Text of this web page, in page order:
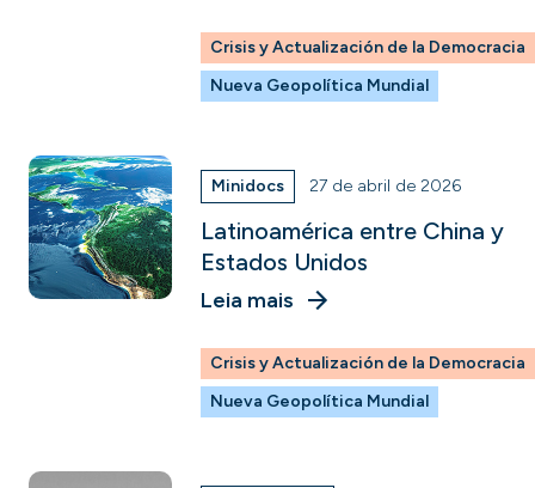
Crisis y Actualización de la Democracia
Nueva Geopolítica Mundial
Minidocs 27 de abril de 2026
Latinoamérica entre China y
Estados Unidos
Leia mais
Crisis y Actualización de la Democracia
Nueva Geopolítica Mundial